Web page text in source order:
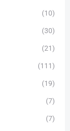
(10)
(30)
(21)
(111)
(19)
(7)
(7)